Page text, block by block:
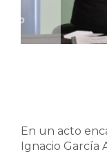
En un acto
Ignacio García